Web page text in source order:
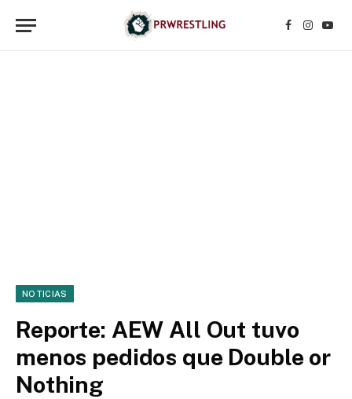
Facebook
NOTICIAS
Reporte: AEW All Out tuvo
menos pedidos que Double or
Nothing